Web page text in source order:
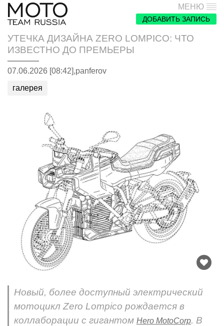
МЕНЮ
ДОБАВИТЬ ЗАПИСЬ
УТЕЧКА ДИЗАЙНА ZERO LOMPICO: ЧТО
ИЗВЕСТНО ДО ПРЕМЬЕРЫ
07.06.2026 [08:42],panferov
галерея
Новый, более доступный электрический
мотоцикл Zero Lompico рождается в
коллаборации с гигантом Hero MotoCorp. В